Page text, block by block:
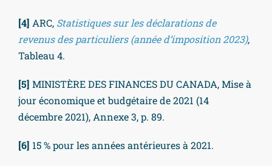
[4] ARC, Statistiques sur les déclarations de
revenus des particuliers (année d’imposition 2023),
Tableau 4.
[5] MINISTÈRE DES FINANCES DU CANADA, Mise à
jour économique et budgétaire de 2021 (14
décembre 2021), Annexe 3, p. 89.
[6] 15 % pour les années antérieures à 2021.